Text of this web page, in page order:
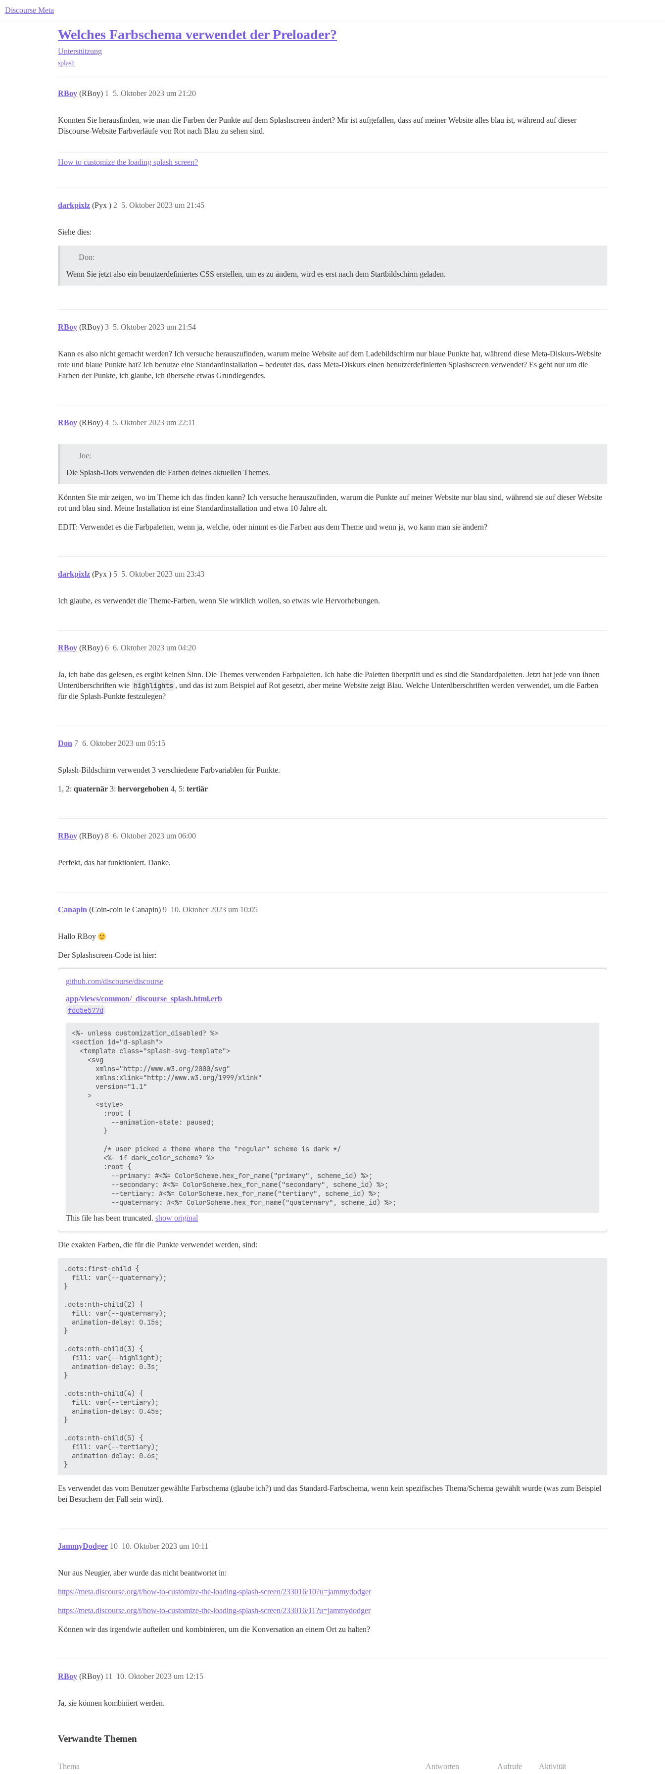
Discourse Meta
Welches Farbschema verwendet der Preloader?
Unterstützung
splash
RBoy (RBoy) 5. Oktober 2023 um 21:20
1
Konnten Sie herausfinden, wie man die Farben der Punkte auf dem Splashscreen ändert? Mir ist aufgefallen, dass auf meiner Website alles blau ist, während auf dieser
Discourse-Website Farbverläufe von Rot nach Blau zu sehen sind.
How to customize the loading splash screen?
darkpixlz (Pyx ) 5. Oktober 2023 um 21:45
2
Siehe dies:
Don:
Wenn Sie jetzt also ein benutzerdefiniertes CSS erstellen, um es zu ändern, wird es erst nach dem Startbildschirm geladen.
RBoy (RBoy) 5. Oktober 2023 um 21:54
3
Kann es also nicht gemacht werden? Ich versuche herauszufinden, warum meine Website auf dem Ladebildschirm nur blaue Punkte hat, während diese Meta-Diskurs-Website
rote und blaue Punkte hat? Ich benutze eine Standardinstallation – bedeutet das, dass Meta-Diskurs einen benutzerdefinierten Splashscreen verwendet? Es geht nur um die
Farben der Punkte, ich glaube, ich übersehe etwas Grundlegendes.
RBoy (RBoy) 5. Oktober 2023 um 22:11
4
Joe:
Die Splash-Dots verwenden die Farben deines aktuellen Themes.
Könnten Sie mir zeigen, wo im Theme ich das finden kann? Ich versuche herauszufinden, warum die Punkte auf meiner Website nur blau sind, während sie auf dieser Website
rot und blau sind. Meine Installation ist eine Standardinstallation und etwa 10 Jahre alt.
EDIT: Verwendet es die Farbpaletten, wenn ja, welche, oder nimmt es die Farben aus dem Theme und wenn ja, wo kann man sie ändern?
darkpixlz (Pyx ) 5. Oktober 2023 um 23:43
5
Ich glaube, es verwendet die Theme-Farben, wenn Sie wirklich wollen, so etwas wie Hervorhebungen.
RBoy (RBoy) 6. Oktober 2023 um 04:20
6
Ja, ich habe das gelesen, es ergibt keinen Sinn. Die Themes verwenden Farbpaletten. Ich habe die Paletten überprüft und es sind die Standardpaletten. Jetzt hat jede von ihnen
Unterüberschriften wie highlights , und das ist zum Beispiel auf Rot gesetzt, aber meine Website zeigt Blau. Welche Unterüberschriften werden verwendet, um die Farben
für die Splash-Punkte festzulegen?
Don 6. Oktober 2023 um 05:15
7
Splash-Bildschirm verwendet 3 verschiedene Farbvariablen für Punkte.
1, 2: quaternär 3: hervorgehoben 4, 5: tertiär
RBoy (RBoy) 6. Oktober 2023 um 06:00
8
Perfekt, das hat funktioniert. Danke.
Canapin (Coin-coin le Canapin) 10. Oktober 2023 um 10:05
9
Hallo RBoy
Der Splashscreen-Code ist hier:
github.com/discourse/discourse
app/views/common/_discourse_splash.html.erb
fdd5e577d
<%- unless customization_disabled? %>
<section id="d-splash">
  <template class="splash-svg-template">
    <svg
      xmlns="http://www.w3.org/2000/svg"
      xmlns:xlink="http://www.w3.org/1999/xlink"
      version="1.1"
    >
      <style>
        :root {
          --animation-state: paused;
        }
        /* user picked a theme where the "regular" scheme is dark */
        <%- if dark_color_scheme? %>
        :root {
          --primary: #<%= ColorScheme.hex_for_name("primary", scheme_id) %>;
          --secondary: #<%= ColorScheme.hex_for_name("secondary", scheme_id) %>;
          --tertiary: #<%= ColorScheme.hex_for_name("tertiary", scheme_id) %>;
This file has been truncated. show original
Die exakten Farben, die für die Punkte verwendet werden, sind:
.dots:first-child {
  fill: var(--quaternary);
}
.dots:nth-child(2) {
  fill: var(--quaternary);
  animation-delay: 0.15s;
}
.dots:nth-child(3) {
  fill: var(--highlight);
  animation-delay: 0.3s;
}
.dots:nth-child(4) {
  fill: var(--tertiary);
  animation-delay: 0.45s;
}
.dots:nth-child(5) {
  fill: var(--tertiary);
  animation-delay: 0.6s;
Es verwendet das vom Benutzer gewählte Farbschema (glaube ich?) und das Standard-Farbschema, wenn kein spezifisches Thema/Schema gewählt wurde (was zum Beispiel
bei Besuchern der Fall sein wird).
JammyDodger 10. Oktober 2023 um 10:11
10
Nur aus Neugier, aber wurde das nicht beantwortet in:
https://meta.discourse.org/t/how-to-customize-the-loading-splash-screen/233016/10?u=jammydodger
https://meta.discourse.org/t/how-to-customize-the-loading-splash-screen/233016/11?u=jammydodger
Können wir das irgendwie aufteilen und kombinieren, um die Konversation an einem Ort zu halten?
RBoy (RBoy) 10. Oktober 2023 um 12:15
11
Ja, sie können kombiniert werden.
Verwandte Themen
Thema Antworten Aufrufe Aktivität